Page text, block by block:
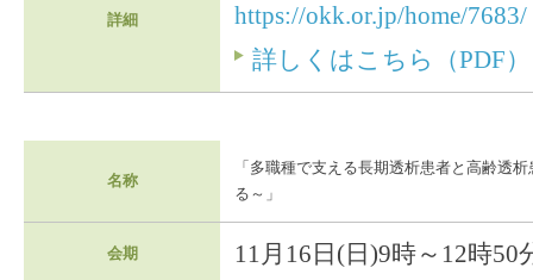
詳細
https://okk.or.jp/home/7683/
詳しくはこちら（PDF）
名称
「多職種で支える長期透析患者と高齢透
る～」
会期 11月16日(日)9時～12時50